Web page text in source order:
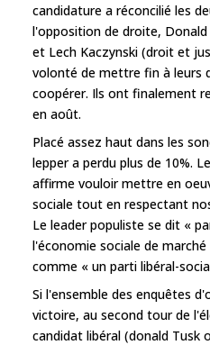
candidature a réconcilié les
l'opposition de droite,
et Lech Kaczynski (droit et
volonté de mettre fin à leurs
coopérer. Ils ont finalement
en août.
Placé assez haut dans les
lepper a perdu plus de 10%.
affirme vouloir mettre en
sociale tout en respectant
Le leader populiste se dit «
l'économie sociale de
comme « un parti libéral-
Si l'ensemble des enquêtes
victoire, au second tour de
candidat libéral (donald Tusk